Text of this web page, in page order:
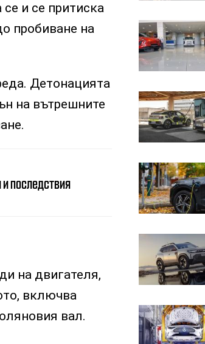
и се притиска
пробиване на
Детонацията
на вътрешните
последствия
на двигателя,
включва
вал.